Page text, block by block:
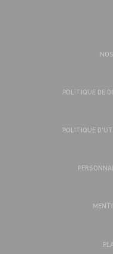
POLITIQUE DE
POLITIQUE